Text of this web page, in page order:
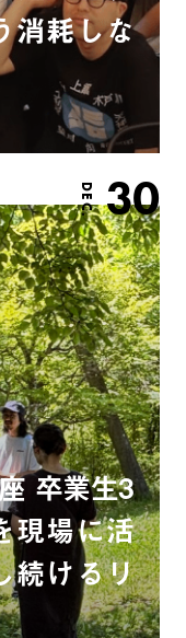
消耗しな
DEC. 30
卒業生3
現場に活
続けるリ